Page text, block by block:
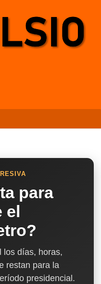
para
los días, horas,
restan para la
presidencial.